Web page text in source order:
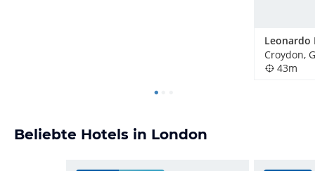
Croydon,
43m
Beliebte Hotels in London